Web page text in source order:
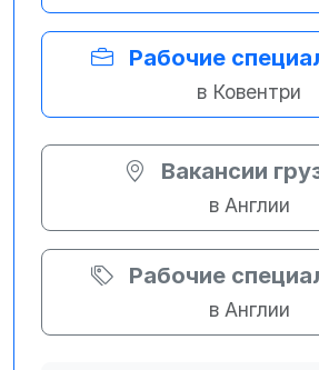
Рабочие
в Ковентри
Вакансии
в Англии
Рабочие
в Англии